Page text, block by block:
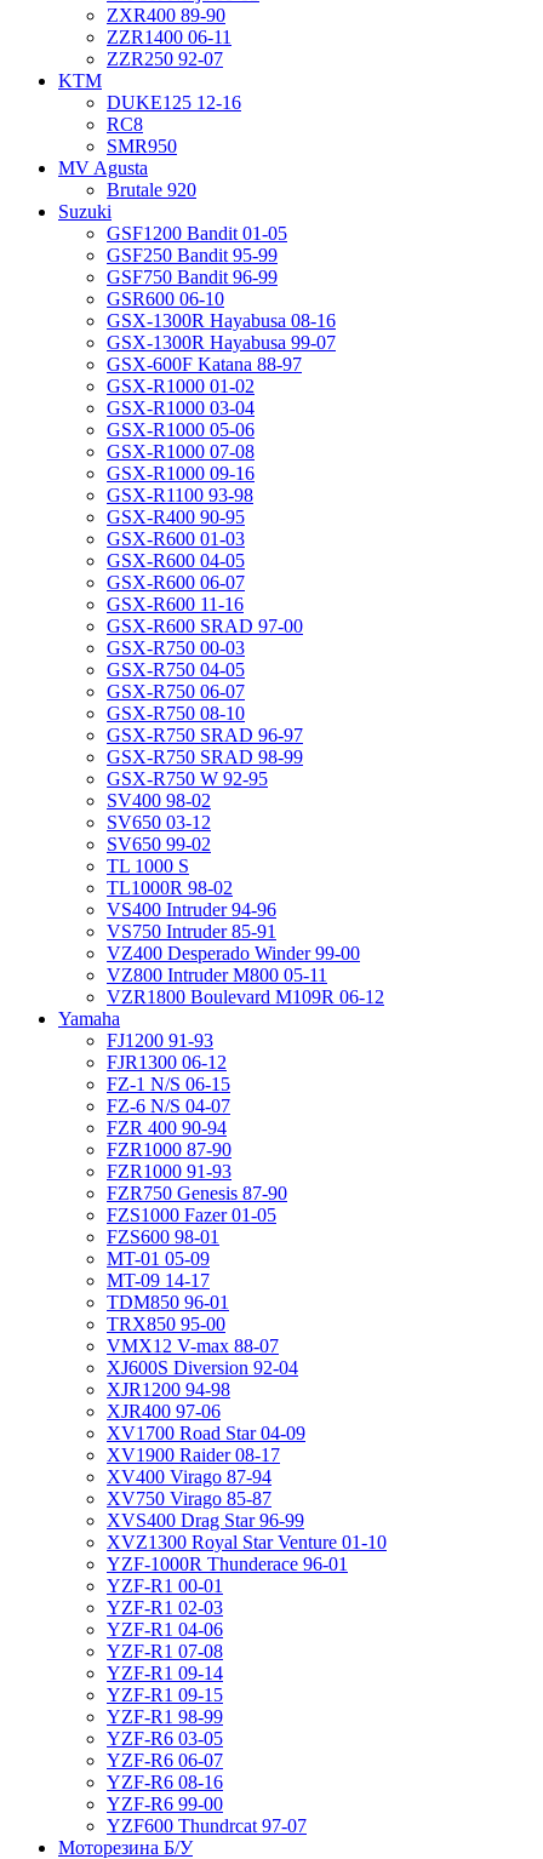
ZXR400 89-90
ZZR1400 06-11
ZZR250 92-07
KTM
DUKE125 12-16
RC8
SMR950
MV Agusta
Brutale 920
Suzuki
GSF1200 Bandit 01-05
GSF250 Bandit 95-99
GSF750 Bandit 96-99
GSR600 06-10
GSX-1300R Hayabusa 08-16
GSX-1300R Hayabusa 99-07
GSX-600F Katana 88-97
GSX-R1000 01-02
GSX-R1000 03-04
GSX-R1000 05-06
GSX-R1000 07-08
GSX-R1000 09-16
GSX-R1100 93-98
GSX-R400 90-95
GSX-R600 01-03
GSX-R600 04-05
GSX-R600 06-07
GSX-R600 11-16
GSX-R600 SRAD 97-00
GSX-R750 00-03
GSX-R750 04-05
GSX-R750 06-07
GSX-R750 08-10
GSX-R750 SRAD 96-97
GSX-R750 SRAD 98-99
GSX-R750 W 92-95
SV400 98-02
SV650 03-12
SV650 99-02
TL 1000 S
TL1000R 98-02
VS400 Intruder 94-96
VS750 Intruder 85-91
VZ400 Desperado Winder 99-00
VZ800 Intruder M800 05-11
VZR1800 Boulevard M109R 06-12
Yamaha
FJ1200 91-93
FJR1300 06-12
FZ-1 N/S 06-15
FZ-6 N/S 04-07
FZR 400 90-94
FZR1000 87-90
FZR1000 91-93
FZR750 Genesis 87-90
FZS1000 Fazer 01-05
FZS600 98-01
MT-01 05-09
MT-09 14-17
TDM850 96-01
TRX850 95-00
VMX12 V-max 88-07
XJ600S Diversion 92-04
XJR1200 94-98
XJR400 97-06
XV1700 Road Star 04-09
XV1900 Raider 08-17
XV400 Virago 87-94
XV750 Virago 85-87
XVS400 Drag Star 96-99
XVZ1300 Royal Star Venture 01-10
YZF-1000R Thunderace 96-01
YZF-R1 00-01
YZF-R1 02-03
YZF-R1 04-06
YZF-R1 07-08
YZF-R1 09-14
YZF-R1 09-15
YZF-R1 98-99
YZF-R6 03-05
YZF-R6 06-07
YZF-R6 08-16
YZF-R6 99-00
YZF600 Thundrcat 97-07
Моторезина Б/У